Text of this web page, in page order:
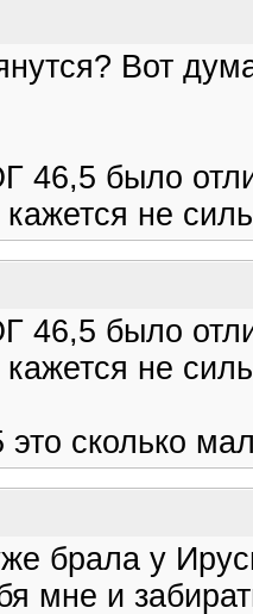
Вот
46,5 было
не
46,5 было
не
сколько
брала у
мне и